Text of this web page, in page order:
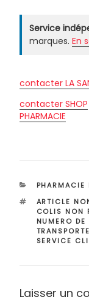
Service
marques. En
contacter LA
contacter SHOP
PHARMACIE
PHARMACIE
ÉTIQUETTES
ARTICLE
COLIS NON
NUMERO DE
SERVICE
Laisser un